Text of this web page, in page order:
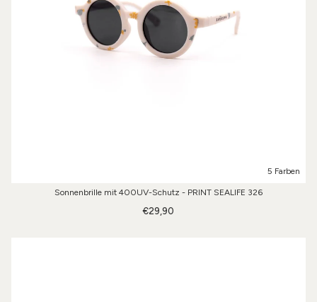
5 Farben
Sonnenbrille mit 400UV-Schutz - PRINT SEALIFE 326
€29,90